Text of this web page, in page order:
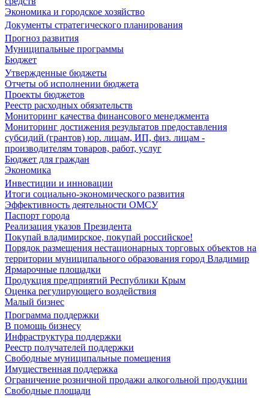
Экономика и городское хозяйство
Документы стратегического планирования
Прогноз развития
Муниципальные программы
Бюджет
Утвержденные бюджеты
Отчеты об исполнении бюджета
Проекты бюджетов
Реестр расходных обязательств
Мониторинг качества финансового менеджмента
Мониторинг достижения результатов предоставления
субсидий (грантов) юр. лицам, ИП, физ. лицам -
производителям товаров, работ, услуг
Бюджет для граждан
Экономика
Инвестиции и инновации
Итоги социально-экономического развития
Эффективность деятельности ОМСУ
Паспорт города
Реализация указов Президента
Покупай владимирское, покупай российское!
Порядок размещения нестационарных торговых объектов на
территории муниципального образования город Владимир
Ярмарочные площадки
Продукция предприятий Республики Крым
Оценка регулирующего воздействия
Малый бизнес
Программа поддержки
В помощь бизнесу
Инфраструктура поддержки
Реестр получателей поддержки
Свободные муниципальные помещения
Имущественная поддержка
Ограничение розничной продажи алкогольной продукции
Свободные площади